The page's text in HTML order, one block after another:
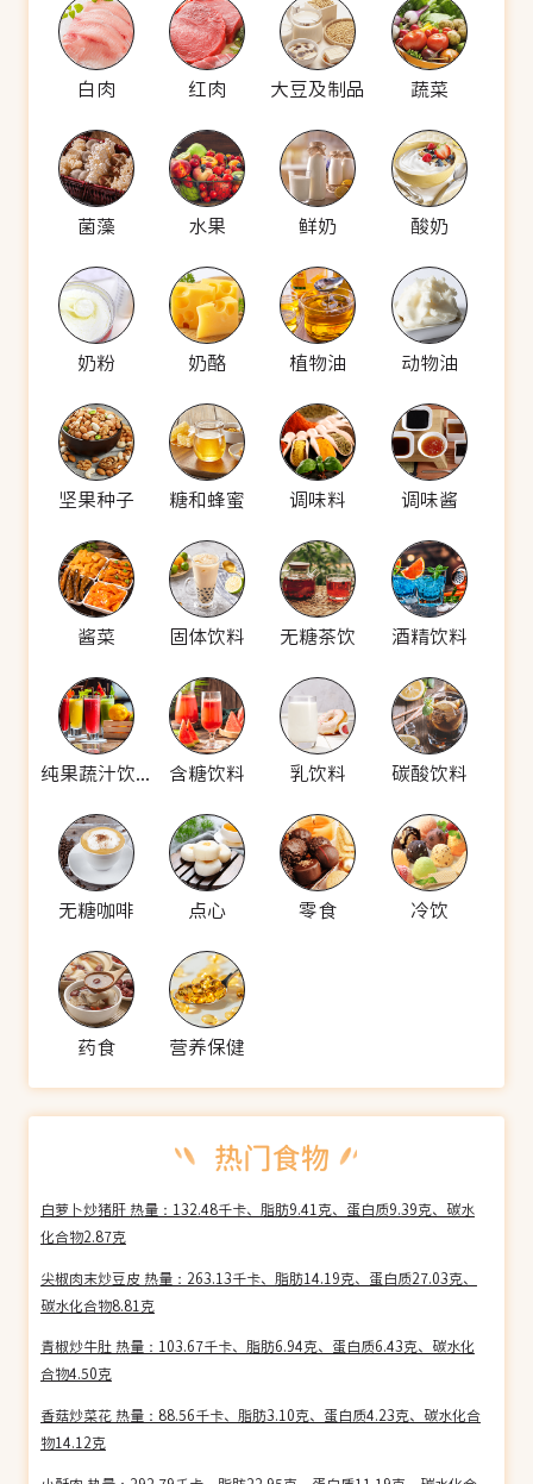
白肉 红肉 大豆及制品 蔬菜
菌藻 水果 鲜奶 酸奶
奶粉 奶酪 植物油 动物油
坚果种子 糖和蜂蜜 调味料 调味酱
酱菜 固体饮料 无糖茶饮 酒精饮料
纯果蔬汁饮料 含糖饮料 乳饮料 碳酸饮料
无糖咖啡 点心 零食 冷饮
药食 营养保健
白萝卜炒猪肝 热量：132.48千卡、脂肪9.41克、蛋白质9.39克、碳水
化合物2.87克
尖椒肉末炒豆皮 热量：263.13千卡、脂肪14.19克、蛋白质27.03克、
碳水化合物8.81克
青椒炒牛肚 热量：103.67千卡、脂肪6.94克、蛋白质6.43克、碳水化
合物4.50克
香菇炒菜花 热量：88.56千卡、脂肪3.10克、蛋白质4.23克、碳水化合
物14.12克